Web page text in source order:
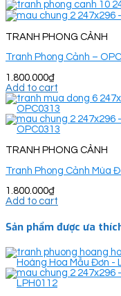
TRANH PHONG CẢNH
Tranh Phong Cảnh –
1.800.000₫
Add to cart
TRANH PHONG CẢNH
Tranh Phong Cảnh Mùa
1.800.000₫
Add to cart
Sản phẩm được ưa